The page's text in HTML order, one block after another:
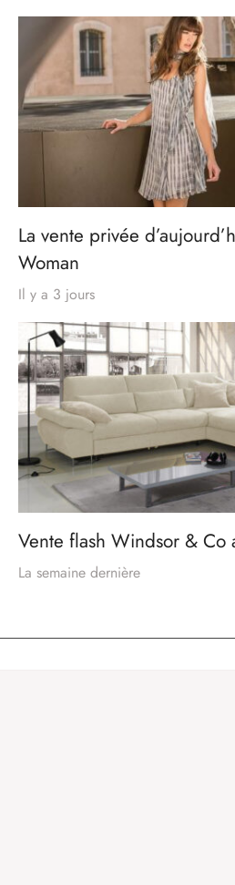
La vente privée
Woman
Il y a 3 jours
Vente flash Windsor & Co
La semaine dernière